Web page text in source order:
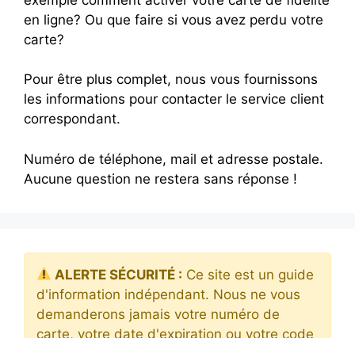
en ligne? Ou que faire si vous avez perdu votre
carte?
Pour être plus complet, nous vous fournissons
les informations pour contacter le service client
correspondant.
Numéro de téléphone, mail et adresse postale.
Aucune question ne restera sans réponse !
ALERTE SÉCURITÉ : Ce site est un guide
d'information indépendant. Nous ne vous
demanderons jamais votre numéro de
carte, votre date d'expiration ou votre code